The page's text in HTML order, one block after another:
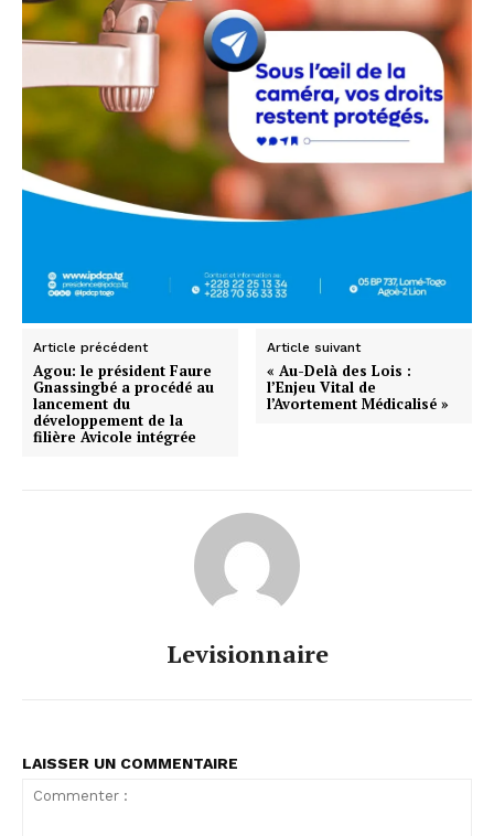
Article précédent
Agou: le président Faure
Gnassingbé a procédé au
lancement du
développement de la
filière Avicole intégrée
Article suivant
« Au-Delà des Lois :
l’Enjeu Vital de
l’Avortement Médicalisé »
Levisionnaire
LAISSER UN COMMENTAIRE